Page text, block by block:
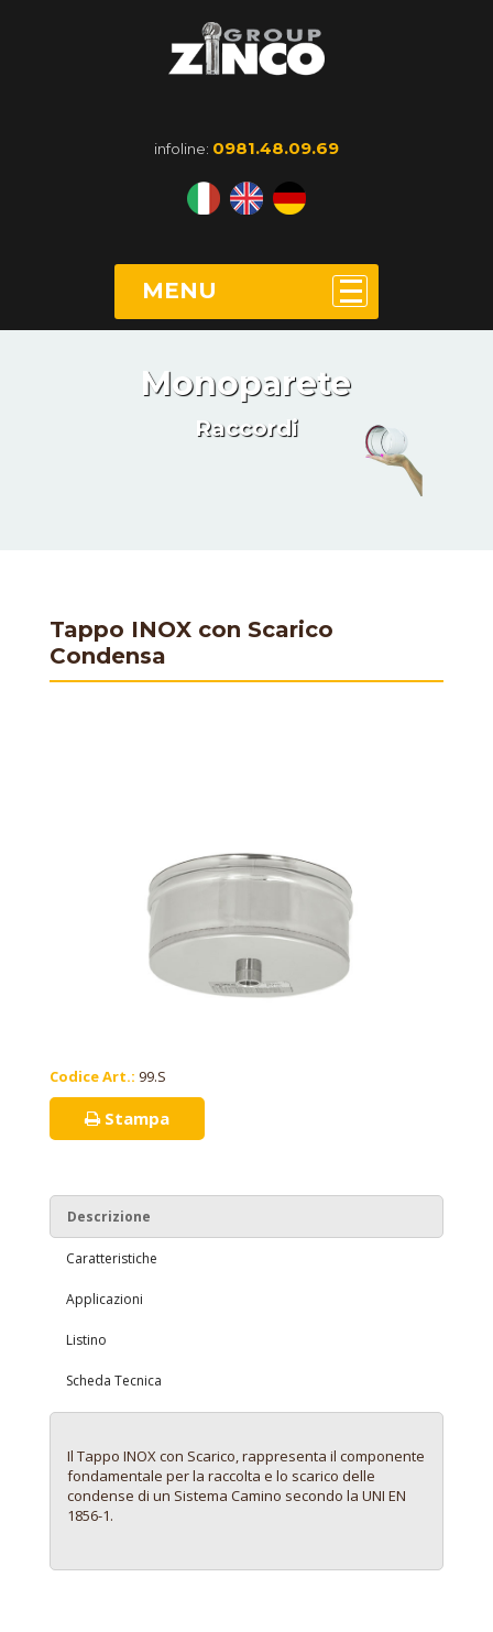
infoline: 0981.48.09.69
MENU
Monoparete
Raccordi
Tappo INOX con Scarico
Condensa
Codice Art.: 99.S
Stampa
Descrizione
Caratteristiche
Applicazioni
Listino
Scheda Tecnica
Il Tappo INOX con Scarico, rappresenta il componente
fondamentale per la raccolta e lo scarico delle
condense di un Sistema Camino secondo la UNI EN
1856-1.